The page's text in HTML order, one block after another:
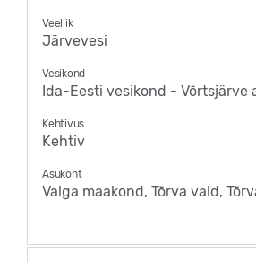
Veeliik
Järvevesi
Vesikond
Ida-Eesti vesikond - Võrtsjärve
Kehtivus
Kehtiv
Asukoht
Valga maakond, Tõrva vald,